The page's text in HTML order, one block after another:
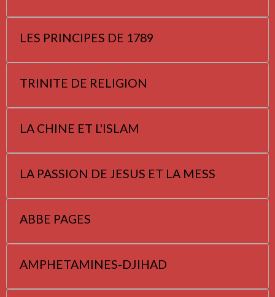
LES PRINCIPES DE 1789
TRINITE DE RELIGION
LA CHINE ET L'ISLAM
LA PASSION DE JESUS ET LA MESS
ABBE PAGES
AMPHETAMINES-DJIHAD